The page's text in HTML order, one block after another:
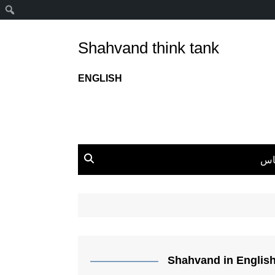
Shahvand think tank
ENGLISH
Shahvand in